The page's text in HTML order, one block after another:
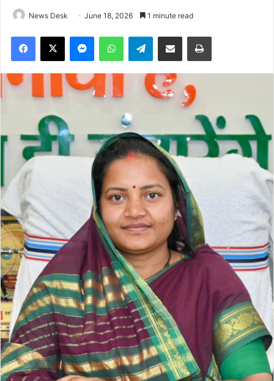
News Desk June 18, 2026 1 minute read
Facebook
X MessengerWhatsAppTelegramShare via Email Print